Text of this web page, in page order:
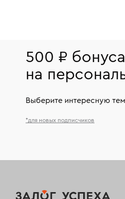
500 ₽
на
Выберите интересную
*для новых подписчиков